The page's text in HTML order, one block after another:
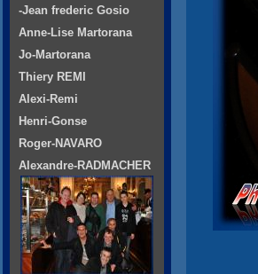
-Jean frederic Gosio
Anne-Lise Martorana
Jo-Martorana
Thiery REMI
Alexi-Remi
Henri-Gonse
Roger-NAVARO
Alexandre-RADMACHER